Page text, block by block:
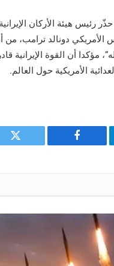
رئيس هيئة الأركان
الأمريكي دونالد ترامب،
مؤكدا أن القوة الإيرانية
الأمريكية حول العالم.
فيسبوك